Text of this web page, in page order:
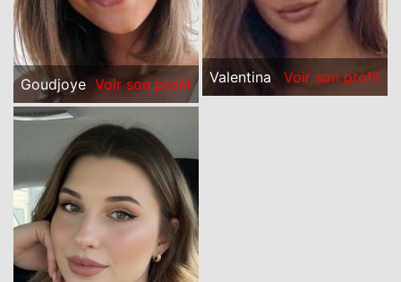
Goudjoye Voir son profil Valentina Voir son profil